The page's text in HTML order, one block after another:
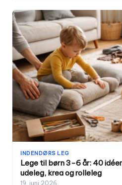
INDENDØRS LEG
Lege til børn 3-6 år: 40
udeleg, krea og rolleleg
19. juni 2026